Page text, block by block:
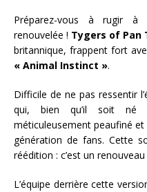
Préparez-vous à rugir à
renouvelée ! Tygers of Pan
britannique, frappent fort
« Animal Instinct ».
Difficile de ne pas ressentir
qui, bien qu’il soit né
méticuleusement peaufiné
génération de fans. Cette
réédition : c’est un
L’équipe derrière cette